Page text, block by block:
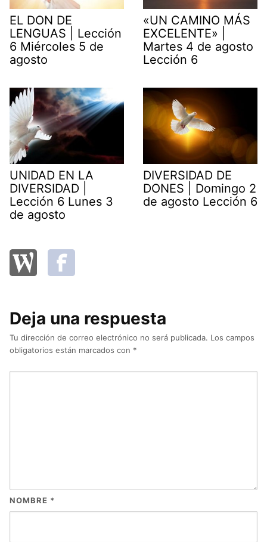
EL DON DE
LENGUAS | Lección
6 Miércoles 5 de
agosto
«UN CAMINO MÁS
EXCELENTE» |
Martes 4 de agosto
Lección 6
UNIDAD EN LA
DIVERSIDAD |
Lección 6 Lunes 3
de agosto
DIVERSIDAD DE
DONES | Domingo 2
de agosto Lección 6
Deja una respuesta
Tu dirección de correo electrónico no será publicada. Los campos
obligatorios están marcados con *
NOMBRE *